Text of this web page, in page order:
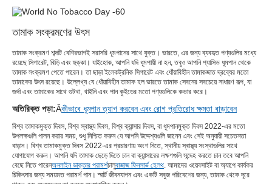
তামাক সংক্রমণের উৎস
তামাক সংক্রমণ শব্দটি বেশিরভাগই সরাসরি ধূমপানের সাথে যুক্ত। ভারতে, এর জন্য ব্যবহৃত পণ্যগুলির মধ্যে
রয়েছে সিগারেট, বিড়ি এবং হুক্কা। যাইহোক, আপনি যদি ধূমপায়ী না হন, তবুও আপনি প্যাসিভ ধূমপান থেকে
তামাক সংক্রমণ পেতে পারেন। তা ছাড়া ইলেকট্রনিক সিগারেট এবং ধোঁয়াবিহীন তামাকজাত দ্রব্যের মতো
তামাকের উৎস রয়েছে। উল্লেখ্য যে ধোঁয়াবিহীন তামাক হল ভারতে তামাক সেবনের সবচেয়ে সাধারণ রূপ, যা
জর্দা এবং তামাকের সাথে গুটখা, খাইনি এবং পান কুইডের মতো পণ্যগুলিকে কভার করে।
অতিরিক্ত পড়া:Âকীভাবে ধূমপান ত্যাগ করবেন এবং রোগ প্রতিরোধ ক্ষমতা বাড়াবেন
বিশ্ব তামাকমুক্ত দিবস, বিশ্ব স্বাস্থ্য দিবস, বিশ্ব ক্যান্সার দিবস, বা ধূমপানমুক্ত দিবস 2022-এর মতো
উপলক্ষগুলি পালন করার সময়, শুধু নিশ্চিত করুন যে আপনি উদ্দেশ্যগুলি জানেন এবং সেই অনুযায়ী সচেতনতা
বাড়ান। বিশ্ব তামাকমুক্ত দিবস 2022-এর প্রচারণায় অংশ নিতে, স্থানীয় স্বাস্থ্য সংস্থাগুলির সাথে
যোগাযোগ করুন। আপনি যদি তামাক ছেড়ে দিতে চান বা ক্যান্সারের লক্ষণগুলি সন্দেহ করতে চান তবে আপনি
বেছে নিতে পারেনঅনলাইন ডাক্তার পরামর্শচালুবাজাজ ফিনসার্ভ হেলথ. আমাদের ওয়েবসাইট বা অ্যাপে কার্যকর
চিকিৎসার জন্য সময়মত পরামর্শ পান। স্মার্ট জীবনযাপন এবং একটি সবুজ পরিবেশের জন্য, তামাক থেকে দূরে